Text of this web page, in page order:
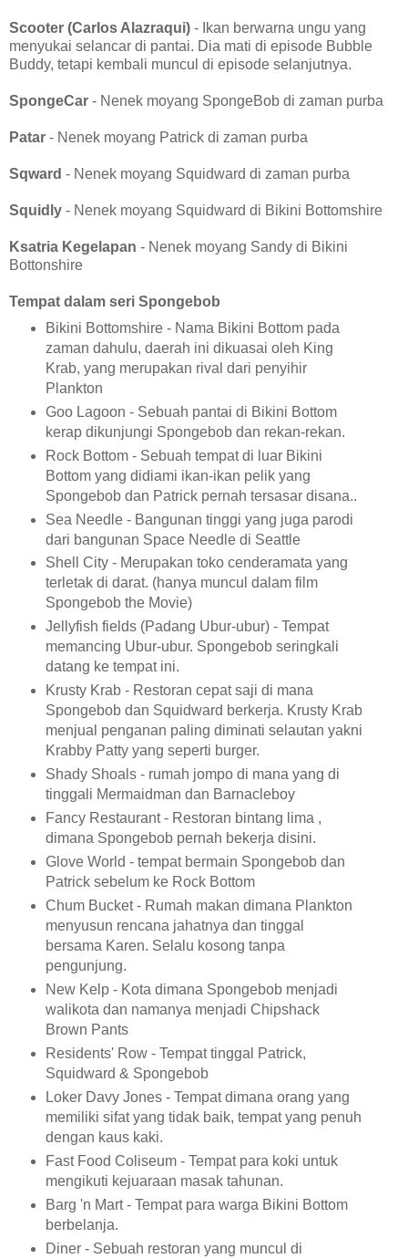
Scooter (Carlos Alazraqui) - Ikan berwarna ungu yang
menyukai selancar di pantai. Dia mati di episode Bubble
Buddy, tetapi kembali muncul di episode selanjutnya.
SpongeCar - Nenek moyang SpongeBob di zaman purba
Patar - Nenek moyang Patrick di zaman purba
Sqward - Nenek moyang Squidward di zaman purba
Squidly - Nenek moyang Squidward di Bikini Bottomshire
Ksatria Kegelapan - Nenek moyang Sandy di Bikini
Bottonshire
Tempat dalam seri Spongebob
Bikini Bottomshire - Nama Bikini Bottom pada
zaman dahulu, daerah ini dikuasai oleh King
Krab, yang merupakan rival dari penyihir
Plankton
Goo Lagoon - Sebuah pantai di Bikini Bottom
kerap dikunjungi Spongebob dan rekan-rekan.
Rock Bottom - Sebuah tempat di luar Bikini
Bottom yang didiami ikan-ikan pelik yang
Spongebob dan Patrick pernah tersasar disana..
Sea Needle - Bangunan tinggi yang juga parodi
dari bangunan Space Needle di Seattle
Shell City - Merupakan toko cenderamata yang
terletak di darat. (hanya muncul dalam film
Spongebob the Movie)
Jellyfish fields (Padang Ubur-ubur) - Tempat
memancing Ubur-ubur. Spongebob seringkali
datang ke tempat ini.
Krusty Krab - Restoran cepat saji di mana
Spongebob dan Squidward berkerja. Krusty Krab
menjual penganan paling diminati selautan yakni
Krabby Patty yang seperti burger.
Shady Shoals - rumah jompo di mana yang di
tinggali Mermaidman dan Barnacleboy
Fancy Restaurant - Restoran bintang lima ,
dimana Spongebob pernah bekerja disini.
Glove World - tempat bermain Spongebob dan
Patrick sebelum ke Rock Bottom
Chum Bucket - Rumah makan dimana Plankton
menyusun rencana jahatnya dan tinggal
bersama Karen. Selalu kosong tanpa
pengunjung.
New Kelp - Kota dimana Spongebob menjadi
walikota dan namanya menjadi Chipshack
Brown Pants
Residents' Row - Tempat tinggal Patrick,
Squidward & Spongebob
Loker Davy Jones - Tempat dimana orang yang
memiliki sifat yang tidak baik, tempat yang penuh
dengan kaus kaki.
Fast Food Coliseum - Tempat para koki untuk
mengikuti kejuaraan masak tahunan.
Barg 'n Mart - Tempat para warga Bikini Bottom
berbelanja.
Diner - Sebuah restoran yang muncul di